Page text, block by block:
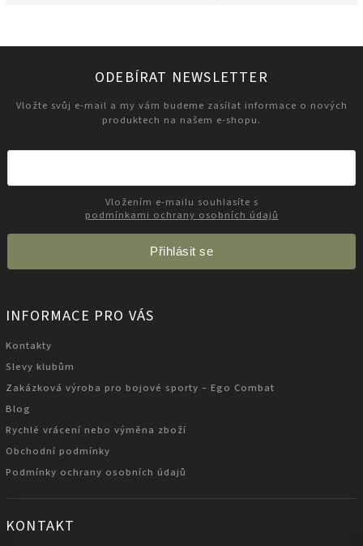
ODEBÍRAT NEWSLETTER
Vložte svůj e-mail a my vám budeme zasílat informace o nových
produktech na našem e-shopu.
podmínkami ochrany osobních údajů
Přihlásit se
INFORMACE PRO VÁS
Kontakty
Slevy klubům
Zakázková výroba pro bojové sporty – Ego Combat
Blog
Rychlé vrácení nebo výměna zboží
Obchodní podmínky
Podmínky ochrany osobních údajů
KONTAKT